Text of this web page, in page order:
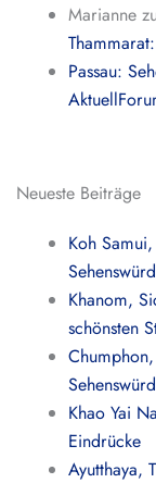
Marianne
Passau:
Neueste Beiträge
Koh
Khanom,
schönsten
Khao Yai
Eindrücke
Ayutthaya,